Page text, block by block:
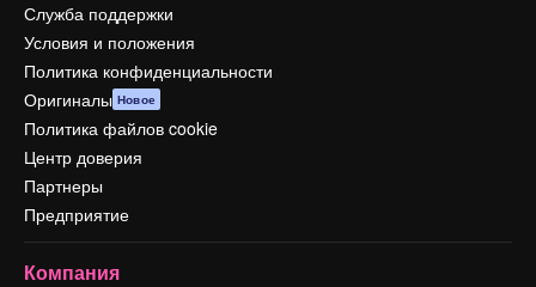
Служба поддержки
Условия и положения
Политика конфиденциальности
Оригиналы Новое
Политика файлов cookie
Центр доверия
Партнеры
Предприятие
Компания